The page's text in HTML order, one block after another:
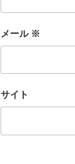
メール ※
サイト